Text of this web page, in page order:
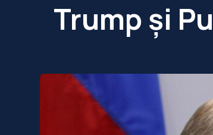
Trump și